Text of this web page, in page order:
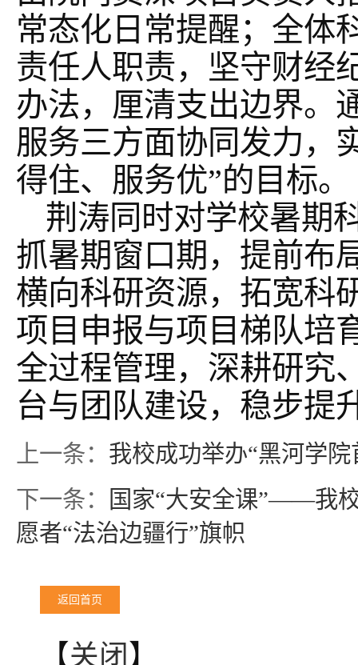
常态化日常提醒；全体
责任人职责，坚守财经
办法，厘清支出边界。
服务三方面协同发力，
得住、服务优”的目标。
荆涛同时对学校暑期
抓暑期窗口期，提前布
横向科研资源，拓宽科
项目申报与项目梯队培
全过程管理，深耕研究
台与团队建设，稳步提
上一条： 我校成功举办“黑河学
下一条：
国家“大安全课”——我
愿者“法治边疆行”旗帜
返回首页
【关闭 】